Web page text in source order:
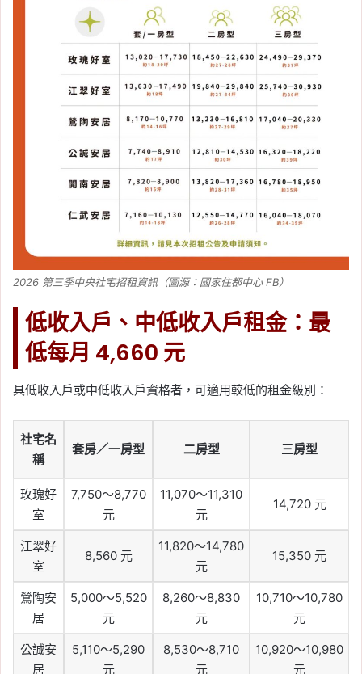
2026 第三季中央社宅招租資訊（圖源：國家住都中心 FB）
低收入戶、中低收入戶租金：最
低每月 4,660 元
具低收入戶或中低收入戶資格者，可適用較低的租金級別：
社宅名
稱
套房／一房型 二房型 三房型
玫瑰好
室
7,750～8,770
元
11,070～11,310
元
14,720 元
江翠好
室
8,560 元
11,820～14,780
元
15,350 元
鶯陶安
居
5,000～5,520
元
8,260～8,830
元
10,710～10,780
元
公誠安
居
5,110～5,290
元
8,530～8,710
元
10,920～10,980
元